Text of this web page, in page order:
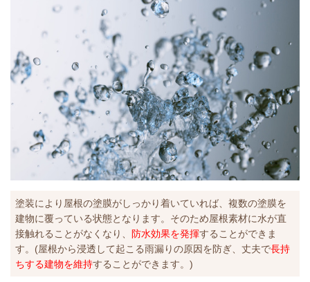
塗装により屋根の塗膜がしっかり着いていれば、複数の塗膜を
建物に覆っている状態となります。そのため屋根素材に水が直
接触れることがなくなり、 防水効果を発揮することができま
す。(屋根から浸透して起こる雨漏りの原因を防ぎ、丈夫で長持
ちする建物を維持することができます。)